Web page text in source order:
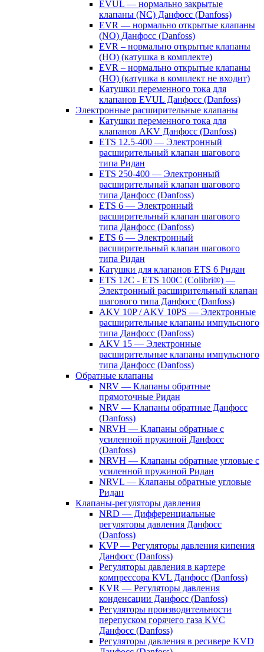
EVUL — нормально закрытые
клапаны (NC) Данфосс (Danfoss)
EVR — нормально открытые клапаны
(NO) Данфосс (Danfoss)
EVR – нормально открытые клапаны
(НО) (катушка в комплекте)
EVR – нормально открытые клапаны
(НО) (катушка в комплект не входит)
Катушки переменного тока для
клапанов EVUL Данфосс (Danfoss)
Электронные расширительные клапаны
Катушки переменного тока для
клапанов AKV Данфосс (Danfoss)
ETS 12.5-400 — Электронный
расширительный клапан шагового
типа Ридан
ETS 250-400 — Электронный
расширительный клапан шагового
типа Данфосс (Danfoss)
ETS 6 — Электронный
расширительный клапан шагового
типа Данфосс (Danfoss)
ETS 6 — Электронный
расширительный клапан шагового
типа Ридан
Катушки для клапанов ETS 6 Ридан
ETS 12C - ETS 100C (Colibri®) —
Электронный расширительный клапан
шагового типа Данфосс (Danfoss)
AKV 10P / AKV 10PS — Электронные
расширительные клапаны импульсного
типа Данфосс (Danfoss)
AKV 15 — Электронные
расширительные клапаны импульсного
типа Данфосс (Danfoss)
Обратные клапаны
NRV — Клапаны обратные
прямоточные Ридан
NRV — Клапаны обратные Данфосс
(Danfoss)
NRVH — Клапаны обратные с
усиленной пружиной Данфосс
(Danfoss)
NRVH — Клапаны обратные угловые с
усиленной пружиной Ридан
NRVL — Клапаны обратные угловые
Ридан
Клапаны-регуляторы давления
NRD — Дифференциальные
регуляторы давления Данфосс
(Danfoss)
KVP — Регуляторы давления кипения
Данфосс (Danfoss)
Регуляторы давления в картере
компрессора KVL Данфосс (Danfoss)
KVR — Регуляторы давления
конденсации Данфосс (Danfoss)
Регуляторы производительности
перепуском горячего газа KVC
Данфосс (Danfoss)
Регуляторы давления в ресивере KVD